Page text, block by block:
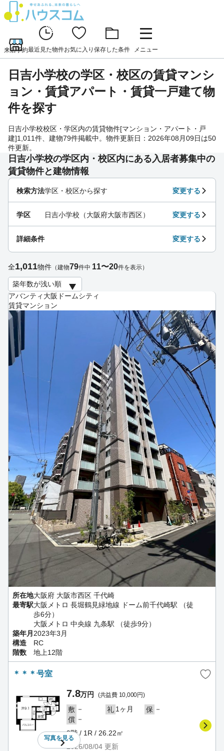
来店予約最近見た物件お気に入り 保存した条件 メニュー
日吉小学校の学区・校区の賃貸マンシ
ョン・賃貸アパート・賃貸一戸建て物
件を探す
日吉小学校校区・学区内の賃貸物件[マンション・アパート・戸
建]1,011件、建物79件掲載中。物件更新日：2026年08月09日は50
件更新。
日吉小学校の学区内・校区内にある入居者募集中の
賃貸物件と建物情報
アバンティ大阪ドームシティ
賃貸マンション
所在地大阪府 大阪市西区 千代崎
最寄駅大阪メトロ 長堀鶴見緑地線 ドーム前千代崎駅 （徒
歩6分）
大阪メトロ 中央線 九条駅 （徒歩9分）
築年月2023年3月
構造
RC
階数
地上12階
＊＊＊号室
写真を見る
7.8万円 (共益費 10,000円)
敷 － 礼 1ヶ月 保 －
償 －
9階 / 1R / 26.22㎡
2026/08/04 更新
検索方法学区・校区から探す 変更する
学区 日吉小学校（大阪府大阪市西区） 変更する
詳細条件 変更する
全1,011物件 （建物79件中 11〜20件を表示）